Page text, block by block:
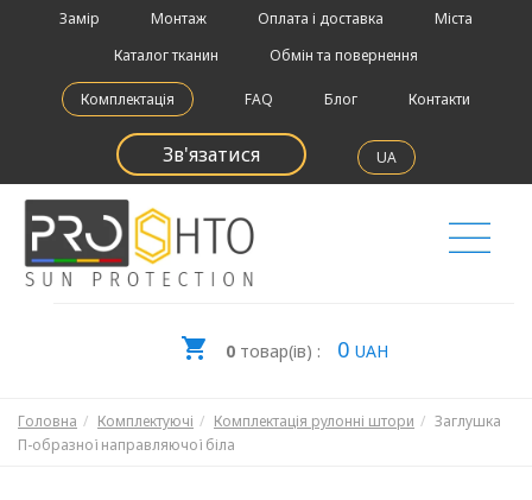
Замір Монтаж Оплата і доставка
Міста
Каталог тканин
Обмін та повернення
Комплектація FAQ Блог Контакти
Зв'язатися UA
0товар(ів) : 0 UAH
Головна Комплектуючі Комплектація рулонні штори
Заглушка
П-образної направляючої біла